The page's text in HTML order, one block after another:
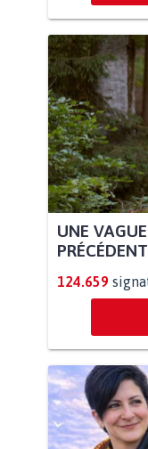
UNE
124.659